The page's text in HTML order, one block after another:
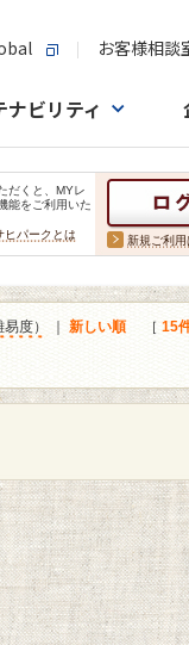
お客様相談
ナビリティ
だくと、MYレ
能をご利用いた
ヒパークとは 新規ご利用
度） 新しい順 ［ 15